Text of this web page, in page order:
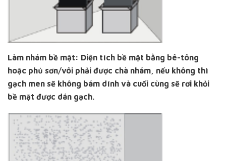
Làm nhám bề mặt: Diện tích bề mặt bằng bê-tông
hoặc phủ sơn/vôi phải được chà nhám, nếu không thì
gạch men sẽ không bám dính và cuối cùng sẽ rơi khỏi
bề mặt được dán gạch.